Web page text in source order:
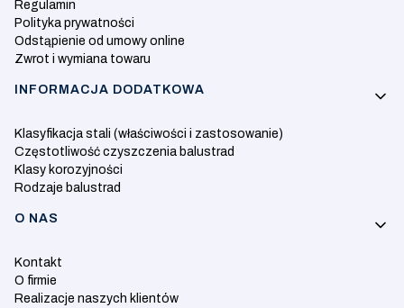
Regulamin
Polityka prywatności
Odstąpienie od umowy online
Zwrot i wymiana towaru
INFORMACJA DODATKOWA
Klasyfikacja stali (właściwości i zastosowanie)
Częstotliwość czyszczenia balustrad
Klasy korozyjności
Rodzaje balustrad
O NAS
Kontakt
O firmie
Realizacje naszych klientów